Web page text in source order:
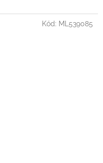
Kód: ML539085